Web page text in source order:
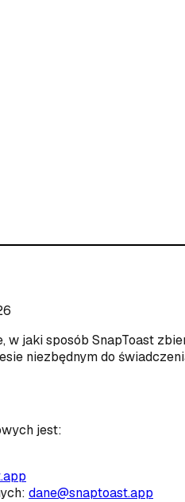
w jaki sposób SnapToast
niezbędnym do
jest:
dane@snaptoast.app